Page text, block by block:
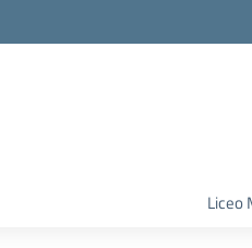
Liceo